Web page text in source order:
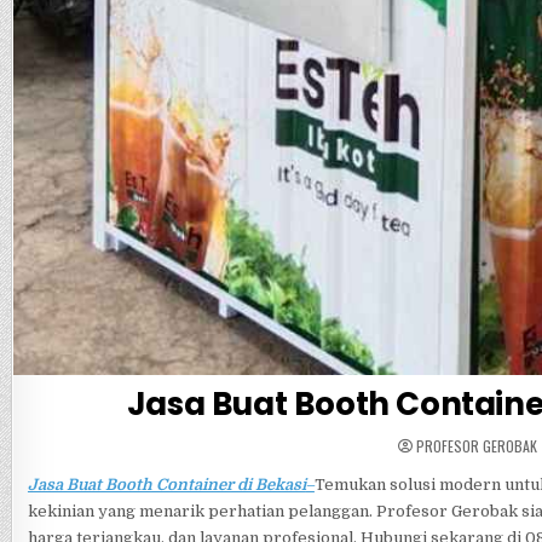
Jasa Buat Booth
PROFESOR GEROBAK
Jasa Buat Booth Container di Bekasi–Temukan solusi modern
kekinian yang menarik perhatian pelanggan. Profesor Gerobak
harga terjangkau, dan layanan profesional. Hubungi sekarang di